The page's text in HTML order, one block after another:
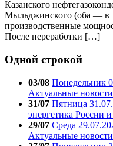
Казанского
Мыльджинского (оба — в
производственные
После переработки […]
Одной строкой
03/08 Понедельник
Актуальные новости
31/07 Пятница
энергетика России
29/07 Среда
Актуальные